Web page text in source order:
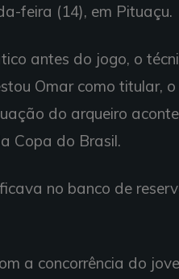
feira (14), em Pituaçu.
antes do jogo, o
Omar como titular,
do arqueiro
Copa do Brasil.
no banco de
a concorrência do